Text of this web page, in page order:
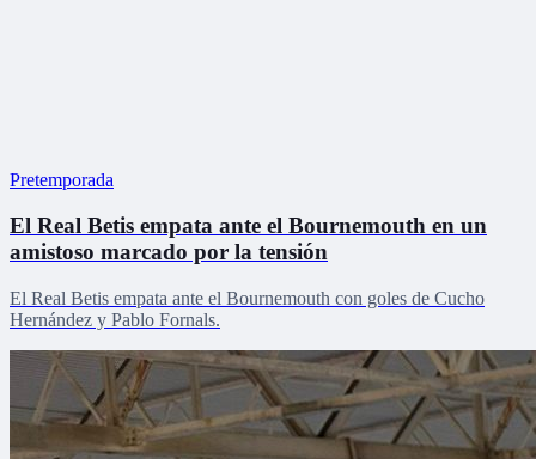
Pretemporada
El Real Betis empata ante el Bournemouth en un
amistoso marcado por la tensión
El Real Betis empata ante el Bournemouth con goles de Cucho
Hernández y Pablo Fornals.